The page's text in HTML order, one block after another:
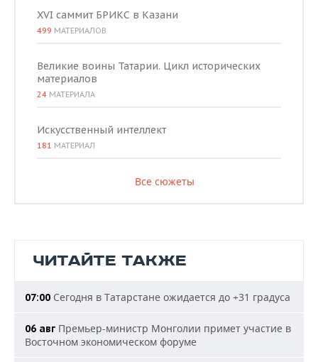
XVI саммит БРИКС в Казани
499 МАТЕРИАЛОВ
Великие воины Татарии. Цикл исторических
материалов
24 МАТЕРИАЛА
Искусственный интеллект
181 МАТЕРИАЛ
Все сюжеты
ЧИТАЙТЕ ТАКЖЕ
07:00 Сегодня в Татарстане ожидается до +31 градуса
06 авг Премьер-министр Монголии примет участие в
Восточном экономическом форуме